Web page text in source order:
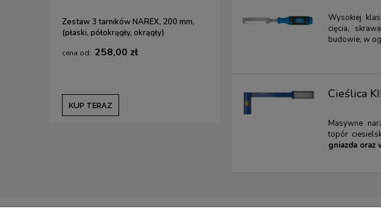
Zestaw 3 tarników NAREX, 200 mm,
(płaski, półokrągły, okrągły)
258,00 zł
KUP TERAZ
Wysokiej
cięcia,
budowie, w
Cieślica
Masywne
topór
gniazda oraz